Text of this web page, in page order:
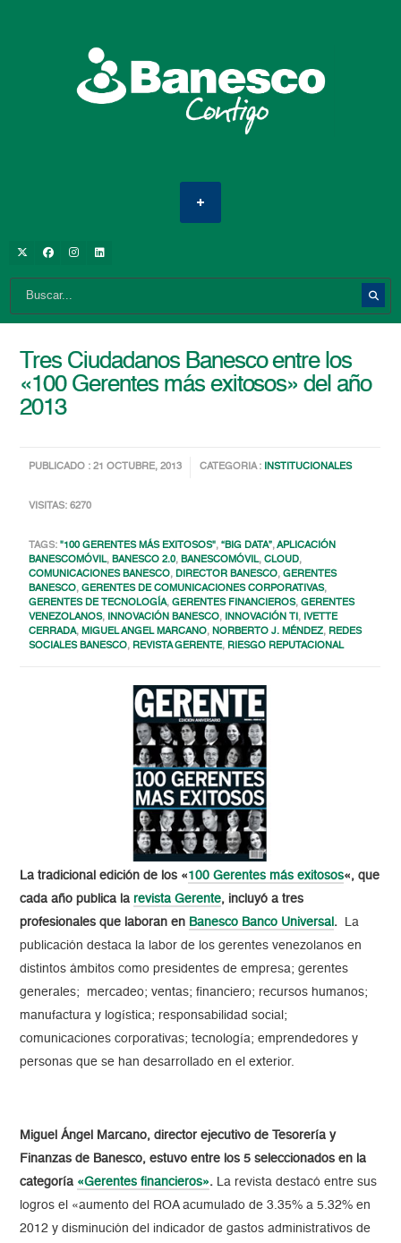
Tres Ciudadanos Banesco entre los
«100 Gerentes más exitosos» del año
2013
PUBLICADO : 21 OCTUBRE, 2013 CATEGORIA : INSTITUCIONALES
VISITAS: 6270
TAGS:"100 GERENTES MÁS EXITOSOS",“BIG DATA”,APLICACIÓN
BANESCOMÓVIL,BANESCO 2.0,BANESCOMÓVIL,CLOUD,
COMUNICACIONES BANESCO,DIRECTOR BANESCO,GERENTES
BANESCO,GERENTES DE COMUNICACIONES CORPORATIVAS,
GERENTES DE TECNOLOGÍA,GERENTES FINANCIEROS,GERENTES
VENEZOLANOS, INNOVACIÓN BANESCO, INNOVACIÓN TI, IVETTE
CERRADA,MIGUEL ANGEL MARCANO,NORBERTO J. MÉNDEZ, REDES
SOCIALES BANESCO, REVISTA GERENTE, RIESGO REPUTACIONAL
La tradicional edición de los «100 Gerentes más exitosos«, que
cada año publica la revista Gerente, incluyó a tres
profesionales que laboran en Banesco Banco Universal . La
publicación destaca la labor de los gerentes venezolanos en
distintos ámbitos como presidentes de empresa; gerentes
generales; mercadeo; ventas; financiero; recursos humanos;
manufactura y logística; responsabilidad social;
comunicaciones corporativas; tecnología; emprendedores y
personas que se han desarrollado en el exterior.
Miguel Ángel Marcano, director ejecutivo de Tesorería y
Finanzas de Banesco, estuvo entre los 5 seleccionados en la
categoría «Gerentes financieros». La revista destacó entre sus
logros el «aumento del ROA acumulado de 3.35% a 5.32% en
2012 y disminución del indicador de gastos administrativos de